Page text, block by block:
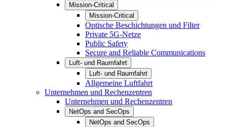
Mission-Critical
Mission-Critical
Optische Beschichtungen und Filter
Private 5G-Netze
Public Safety
Secure and Reliable Communications
Luft- und Raumfahrt
Luft- und Raumfahrt
Allgemeine Luftfahrt
Unternehmen und Rechenzentren
Unternehmen und Rechenzentren
NetOps and SecOps
NetOps and SecOps